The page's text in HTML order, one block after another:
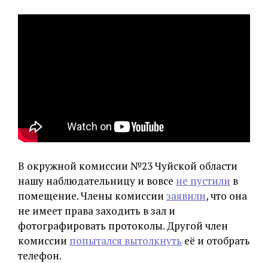
В окружной комиссии №23 Чуйской области
нашу наблюдательницу и вовсе не пустили в
помещение. Члены комиссии заявили, что она
не имеет права заходить в зал и
фотографировать протоколы. Другой член
комиссии попытался вытолкнуть её и отобрать
телефон.